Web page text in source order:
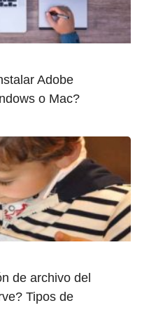
Adobe
o Mac?
de archivo del
Tipos de